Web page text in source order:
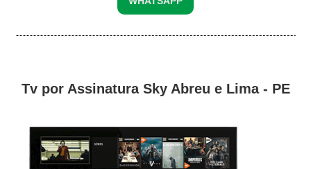
Tv por Assinatura Sky Abreu e Lima - PE